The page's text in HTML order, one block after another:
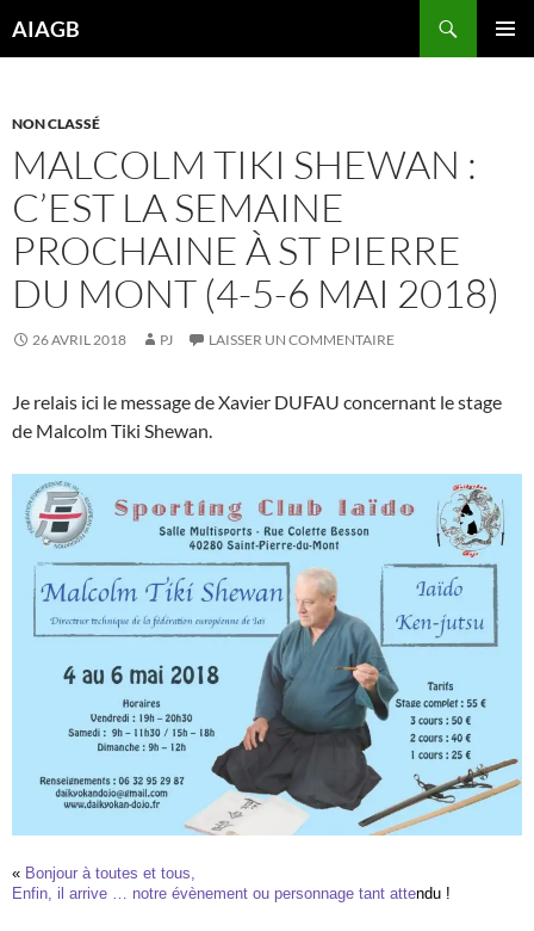
auAIAGB
NON CLASSÉ
MALCOLM TIKI SHEWAN :
C’EST LA SEMAINE
PROCHAINE À ST PIERRE
DU MONT (4-5-6 MAI 2018)
26 AVRIL 2018 PJ LAISSER UN COMMENTAIRE
Je relais ici le message de Xavier DUFAU concernant le stage
de Malcolm Tiki Shewan.
« Bonjour à toutes et tous,
Enfin, il arrive … notre évènement ou personnage tant attendu !